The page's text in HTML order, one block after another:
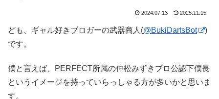
2024.07.13 2025.11.15
ども、ギャル好きブロガーの武器商人(@BukiDartsBot
)
です。
僕と言えば、PERFECT所属の仲松みずきプロ公認下僕長
というイメージを持っていらっしゃる方が多いかと思いま
す。